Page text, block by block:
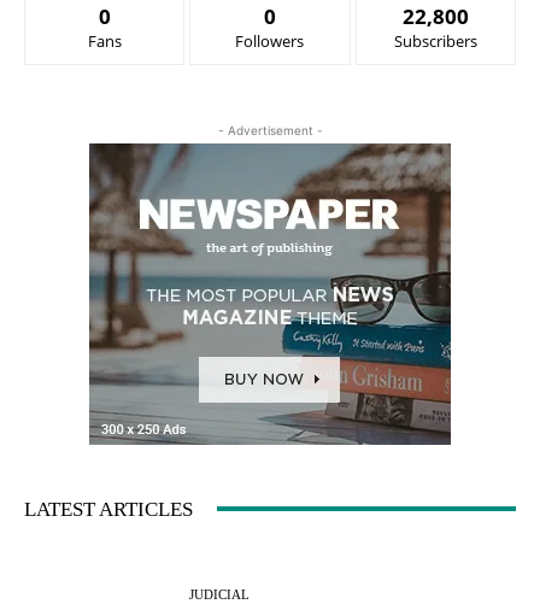
0
Fans
0
Followers
22,800
Subscribers
- Advertisement -
LATEST ARTICLES
JUDICIAL